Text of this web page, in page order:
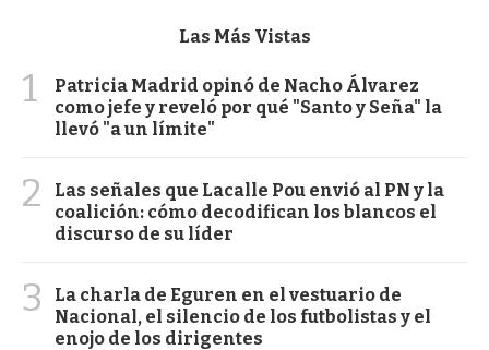
Las Más Vistas
1
Patricia Madrid opinó de Nacho Álvarez
como jefe y reveló por qué "Santo y Seña" la
llevó "a un límite"
2
Las señales que Lacalle Pou envió al PN y la
coalición: cómo decodifican los blancos el
discurso de su líder
3
La charla de Eguren en el vestuario de
Nacional, el silencio de los futbolistas y el
enojo de los dirigentes